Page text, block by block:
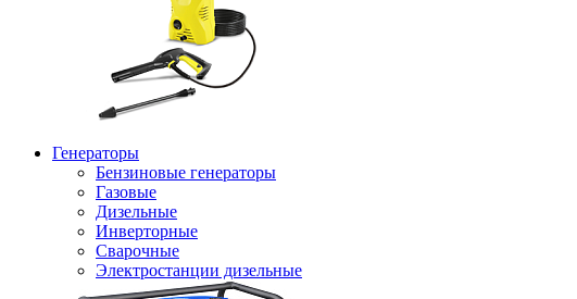
Генераторы
Бензиновые генераторы
Газовые
Дизельные
Инверторные
Сварочные
Электростанции дизельные